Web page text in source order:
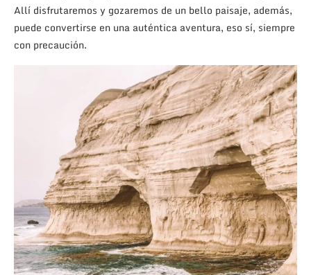
Allí disfrutaremos y gozaremos de un bello paisaje, además,
puede convertirse en una auténtica aventura, eso sí, siempre
con precaución.